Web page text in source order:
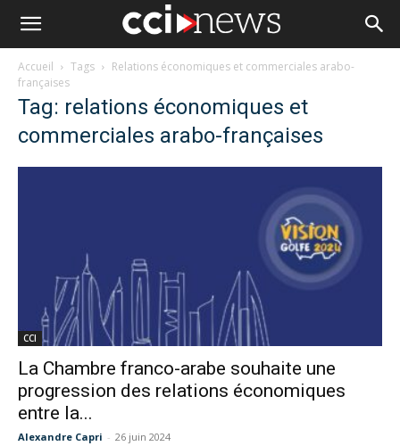
Accueil Tags
Relations économiques et commerciales arabo-
françaises
Tag: relations économiques et
commerciales arabo-françaises
CCI
La Chambre franco-arabe souhaite une
progression des relations économiques
entre la...
Alexandre Capri - 26 juin 2024